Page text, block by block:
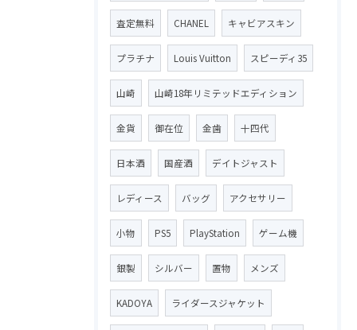
査定無料 CHANEL キャビアスキン
プラチナ Louis Vuitton スピーディ35
山崎 山崎18年リミテッドエディション
金貨 御在位 金歯 十四代
日本酒 国産酒 デイトジャスト
レディース バッグ アクセサリー
小物 PS5 PlayStation ゲーム機
銀製 シルバー 置物 メンズ
KADOYA ライダースジャケット